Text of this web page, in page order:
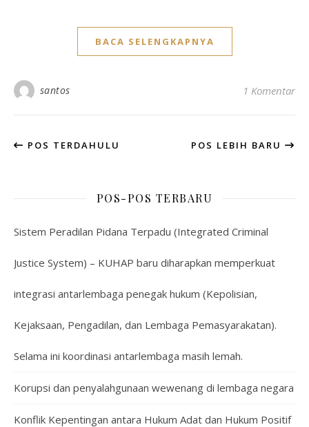
BACA SELENGKAPNYA
santos 1 Komentar
POS TERDAHULU POS LEBIH BARU
POS-POS TERBARU
Sistem Peradilan Pidana Terpadu (Integrated Criminal
Justice System) – KUHAP baru diharapkan memperkuat
integrasi antarlembaga penegak hukum (Kepolisian,
Kejaksaan, Pengadilan, dan Lembaga Pemasyarakatan).
Selama ini koordinasi antarlembaga masih lemah.
Korupsi dan penyalahgunaan wewenang di lembaga negara
Konflik Kepentingan antara Hukum Adat dan Hukum Positif